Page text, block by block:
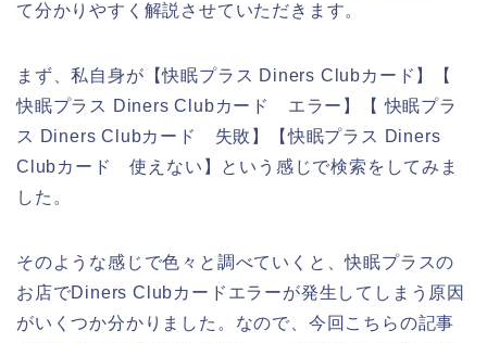
て分かりやすく解説させていただきます。
まず、私自身が【快眠プラス Diners Clubカード】【
快眠プラス Diners Clubカード エラー】【 快眠プラ
ス Diners Clubカード 失敗】【快眠プラス Diners
Clubカード 使えない】という感じで検索をしてみま
した。
そのような感じで色々と調べていくと、快眠プラスの
お店でDiners Clubカードエラーが発生してしまう原因
がいくつか分かりました。なので、今回こちらの記事